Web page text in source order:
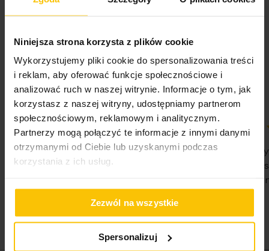
Niniejsza strona korzysta z plików cookie
Wykorzystujemy pliki cookie do spersonalizowania treści
i reklam, aby oferować funkcje społecznościowe i
analizować ruch w naszej witrynie. Informacje o tym, jak
korzystasz z naszej witryny, udostępniamy partnerom
społecznościowym, reklamowym i analitycznym.
Partnerzy mogą połączyć te informacje z innymi danymi
otrzymanymi od Ciebie lub uzyskanymi podczas
korzystania z ich usług.
Zezwól na wszystkie
Spersonalizuj
Waga netto
Pobierz instrukcję użytkowania i bezpieczeństwa produktu
Cechy produktu:
tkanina o wyrazistej strukturze naturalnego splotu
elegancka, matowa powierzchnia o płóciennym
charakterze
system flex zapewniający powtarzalne, głębokie
estetyczne wykończenie boków i dolnej krawędzi
stabilne ułożenie zasłony na szynie sufitowej
eleganckich wnętrz
Nie suszyć w suszarce bębnowej
5%
Na podstawie 28332 opinii. Zobacz niektóre opinie
tutaj.
WSZYSTKO SPRAWNIE SZYBKA
DOSTAWA POLECAM
100%
Nie
Państwa
Nie traćcie